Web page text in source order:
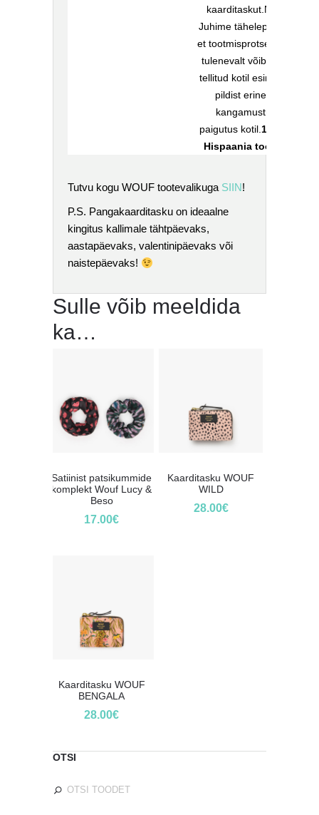
kaarditaskut.NB!
Juhime tähelepanu,
et tootmisprotsessist
tulenevalt võib teie
tellitud kotil esineda
pildist erinev
kangamustri
paigutus kotil.100%
Hispaania toode
Tutvu kogu WOUF tootevalikuga SIIN!
P.S. Pangakaarditasku on ideaalne
kingitus kallimale tähtpäevaks,
aastapäevaks, valentinipäevaks või
naistepäevaks!
Sulle võib meeldida
ka…
Satiinist patsikummide
komplekt Wouf Lucy &
Beso
17.00€
Kaarditasku WOUF
WILD
28.00€
Kaarditasku WOUF
BENGALA
28.00€
OTSI